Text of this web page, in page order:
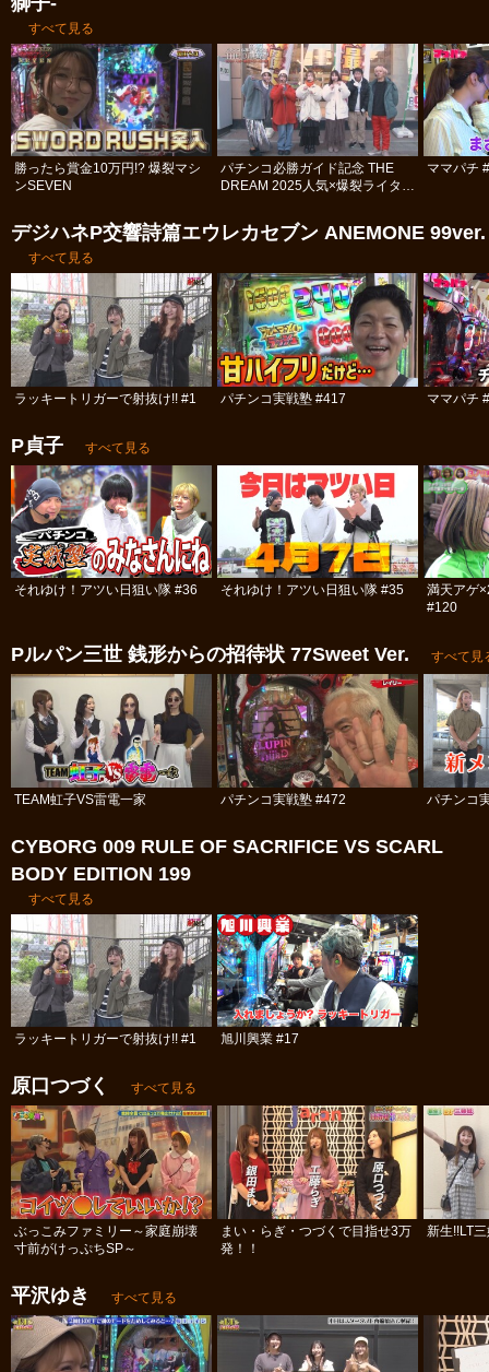
すべて見る
勝ったら賞金10万円!? 爆裂マシ
ンSEVEN
パチンコ必勝ガイド記念 THE
DREAM 2025人気×爆裂ライター
ママパチ
デジハネP交響詩篇エウレカセブン ANEMONE 99ver.
すべて見る
ラッキートリガーで射抜け!! #1 パチンコ実戦塾 #417 ママパチ
P貞子 すべて見る
それゆけ！アツい日狙い隊 #36 それゆけ！アツい日狙い隊 #35
満天アゲ
#120
Pルパン三世 銭形からの招待状 77Sweet Ver. すべて見
TEAM虹子VS雷電一家 パチンコ実戦塾 #472 パチンコ
CYBORG 009 RULE OF SACRIFICE VS SCARL
BODY EDITION 199
すべて見る
ラッキートリガーで射抜け!! #1 旭川興業 #17
原口つづく すべて見る
ぶっこみファミリー～家庭崩壊
寸前がけっぷちSP～
まい・らぎ・つづくで目指せ3万
発！！
新生!!LT
平沢ゆき すべて見る